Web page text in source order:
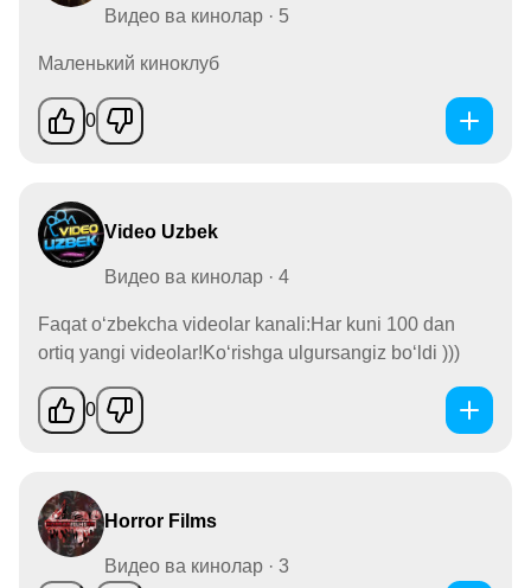
Видео ва кинолар · 5
Маленький киноклуб
0
Video Uzbek
Видео ва кинолар · 4
Faqat o‘zbekcha videolar kanali:Har kuni 100 dan
ortiq yangi videolar!Ko‘rishga ulgursangiz bo‘ldi )))
0
Horror Films
Видео ва кинолар · 3